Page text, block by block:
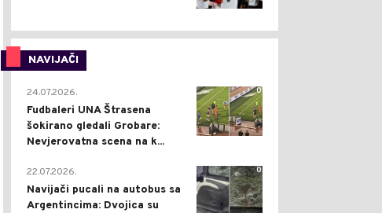
NAVIJAČI
0
24.07.2026.
Fudbaleri UNA Štrasena
šokirano gledali Grobare:
Nevjerovatna scena na k...
0
22.07.2026.
Navijači pucali na autobus sa
Argentincima: Dvojica su